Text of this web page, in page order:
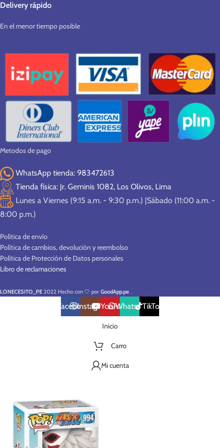
Delivery rápido
En el menor tiempo posible
Metodos de pago
WhatsApp tienda: 983472613
Tienda física: Jr. Geminis 1082, Los Olivos, Lima
Lunes a Viernes (9:15 a.m. - 9:30 p.m.) |Sábado (11:00 a.m. -
8:00 p.m.)
Política de envío
Política de cambios, devolución y reembolso
Política de Protección de Datos personales
Libro de reclamaciones
LONECESITO_PE 2022 Hecho con 🤍 por GoodApp.pe .
FacebookInstagramYouTubeWhatsAppTikTok
Inicio
Carro
Mi cuenta